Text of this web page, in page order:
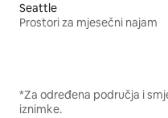
Seattle
Prostori za mjesečni najam
*Za određena područja i
iznimke.